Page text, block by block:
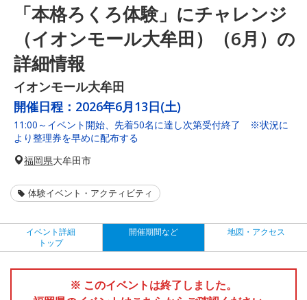
「本格ろくろ体験」にチャレンジ
（イオンモール大牟田）（6月）の
詳細情報
イオンモール大牟田
開催日程： 2026年6月13日(土)
11:00～イベント開始、先着50名に達し次第受付終了 ※状況に
より整理券を早めに配布する
福岡県大牟田市
体験イベント・アクティビティ
イベント詳細
トップ
開催期間など 地図・アクセス
※ このイベントは終了しました。